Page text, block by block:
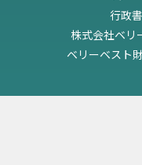
行政
株式会社ベリ
ベリーベスト